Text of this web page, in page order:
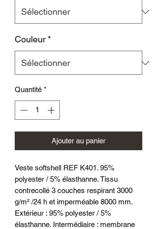
Couleur *
Quantité *
Ajouter au panier
Veste softshell REF K401. 95%
polyester / 5% élasthanne. Tissu
contrecollé 3 couches respirant 3000
g/m² /24 h et imperméable 8000 mm.
Extérieur : 95% polyester / 5%
élasthanne. Intermédiaire : membrane